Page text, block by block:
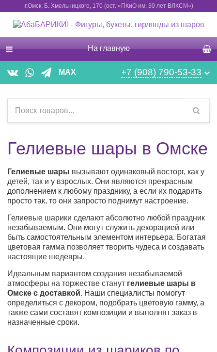
г.Омск, Б. Хмельницкого, 170 (ост. «ПКиО им. 30 лет ВЛКСМ»)
На главную
MAX +7 (908) 790-53-33
Гелиевые шары в Омске
Гелиевые шары вызывают одинаковый восторг, как у
детей, так и у взрослых. Они являются прекрасным
дополнением к любому празднику, а если их подарить
просто так, то они запросто поднимут настроение.
Гелиевые шарики сделают абсолютно любой праздник
незабываемым. Они могут служить декорацией или
быть самостоятельным элементом интерьера. Богатая
цветовая гамма позволяет творить чудеса и создавать
настоящие шедевры.
Идеальным вариантом создания незабываемой
атмосферы на торжестве станут гелиевые шары в
Омске с доставкой. Наши специалисты помогут
определиться с декором, подобрать цветовую гамму, а
также сами составят композиции и выполнят заказ в
назначенные сроки.